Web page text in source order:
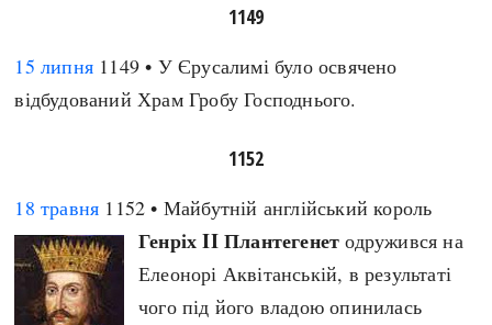
1149
15 липня 1149 • У Єрусалимі було освячено
відбудований Храм Гробу Господнього.
1152
18 травня 1152 • Майбутній англійський король
Генріх II Плантегенет одружився на
Елеонорі Аквітанській, в результаті
чого під його владою опинилась